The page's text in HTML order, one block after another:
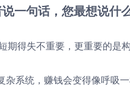
一句话，您最想说什
期得失不重要，更重要的是
杂系统，赚钱会变得像呼吸